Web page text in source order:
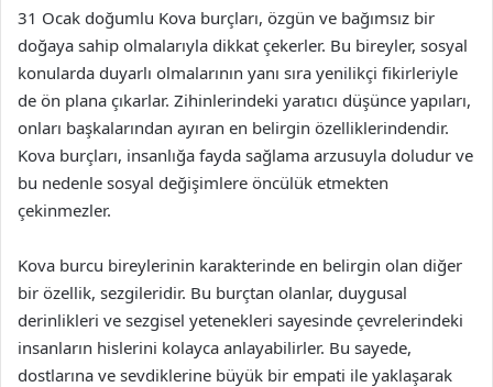
31 Ocak doğumlu Kova burçları, özgün ve bağımsız bir
doğaya sahip olmalarıyla dikkat çekerler. Bu bireyler, sosyal
konularda duyarlı olmalarının yanı sıra yenilikçi fikirleriyle
de ön plana çıkarlar. Zihinlerindeki yaratıcı düşünce yapıları,
onları başkalarından ayıran en belirgin özelliklerindendir.
Kova burçları, insanlığa fayda sağlama arzusuyla doludur ve
bu nedenle sosyal değişimlere öncülük etmekten
çekinmezler.
Kova burcu bireylerinin karakterinde en belirgin olan diğer
bir özellik, sezgileridir. Bu burçtan olanlar, duygusal
derinlikleri ve sezgisel yetenekleri sayesinde çevrelerindeki
insanların hislerini kolayca anlayabilirler. Bu sayede,
dostlarına ve sevdiklerine büyük bir empati ile yaklaşarak